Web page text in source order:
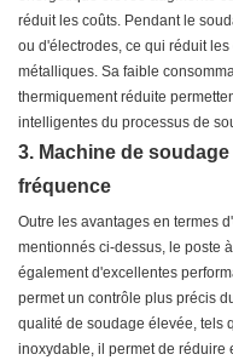
réduit les coûts. Pendant le
ou d'électrodes, ce qui réduit
métalliques. Sa faible
thermiquement réduite
intelligentes du processus de
3. Machine de
fréquence
Outre les avantages en termes
mentionnés ci-dessus, le poste
également d'excellentes
permet un contrôle plus précis
qualité de soudage élevée, tels
inoxydable, il permet de réduire